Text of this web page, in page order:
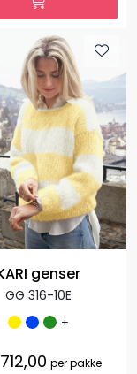
genser
GG 316-10E
+
712,00 per pakke